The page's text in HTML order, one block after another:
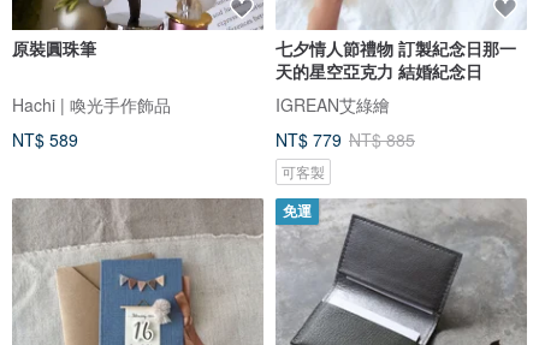
原裝圓珠筆
Hachi | 喚光手作飾品
NT$ 589
七夕情人節禮物 訂製紀念日那一
天的星空亞克力 結婚紀念日
IGREAN艾綠繪
NT$ 779 NT$ 885
可客製
免運